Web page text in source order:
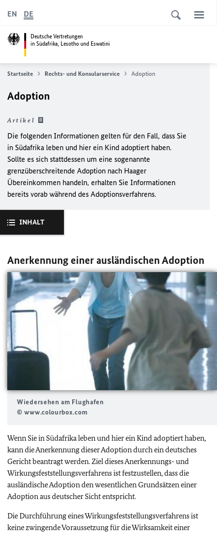
Deutsche Vertretungen
in Südafrika, Lesotho und Eswatini
EN DE
Startseite Rechts- und Konsularservice Adoption
Adoption
Artikel
Die folgenden Informationen gelten für den Fall, dass Sie
in Südafrika leben und hier ein Kind adoptiert haben.
Sollte es sich stattdessen um eine sogenannte
grenzüberschreitende Adoption nach Haager
Übereinkommen handeln, erhalten Sie Informationen
bereits vorab während des Adoptionsverfahrens.
INHALT
Anerkennung einer ausländischen Adoption
Wiedersehen am Flughafen
© www.colourbox.com
Wenn Sie in Südafrika leben und hier ein Kind adoptiert haben,
kann die Anerkennung dieser Adoption durch ein deutsches
Gericht beantragt werden. Ziel dieses Anerkennungs- und
Wirkungsfeststellungsverfahrens ist festzustellen, dass die
ausländische Adoption den wesentlichen Grundsätzen einer
Adoption aus deutscher Sicht entspricht.
Die Durchführung eines Wirkungsfeststellungsverfahrens ist
keine zwingende Voraussetzung für die Wirksamkeit einer